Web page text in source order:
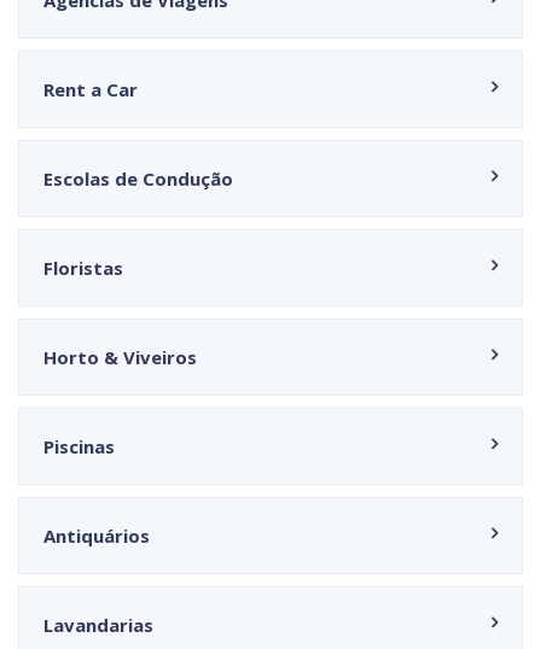
Rent a Car
Escolas de Condução
Floristas
Horto & Viveiros
Piscinas
Antiquários
Lavandarias